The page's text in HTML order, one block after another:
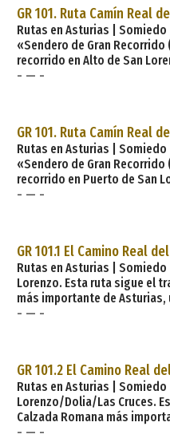
42 km para senderistas
GR 101. Ruta Camín Real
Rutas en Asturias |
«Sendero de Gran Recorrido
recorrido en Alto de San
Distancia: 20 km y 500 m
concejos de Teverga y S
- — -
GR 101. Ruta Camín Real
Rutas en Asturias |
«Sendero de Gran Recorrido
recorrido en Puerto de San
Bustariega Distancia: 9 km
pueblo somedano de La
- — -
GR 101.1 El Camino Real
Rutas en Asturias |
Lorenzo. Esta ruta sigue el
más importante de
vaqueiros de alzada en su
cubierta vegetal por el
- — -
GR 101.2 El Camino Real
Rutas en Asturias | Somiedo
Lorenzo/Dolia/Las Cruces.
Calzada Romana más
durante siglos por los
- — -